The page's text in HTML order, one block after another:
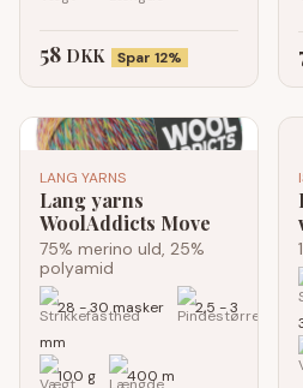
58 DKK Spar 12%
LANG YARNS
Lang yarns
WoolAddicts Move
75% merino uld, 25%
polyamid
28 - 30 masker
2,5 - 3
mm
100 g
400 m